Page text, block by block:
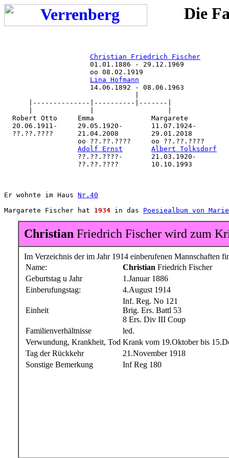
Die
Christian Friedrich Fischer
                     01.01.1886 - 29.12.1969
                     oo 08.02.1919
Lina Hofmann
                     14.06.1892 - 08.06.1963
      |--------------|----------|-------|
  Robert Otto     Emma              Margarete
  20.06.1911-     29.05.1920-       11.07.1924-
  ??.??.????      21.04.2008        29.01.2018
                  oo ??.??.????     oo ??.??.????
Adolf Ernst
Albert Tolksdorf
                  ??.??.????-       21.03.1920-
                  ??.??.????        10.10.1993
Er wohnte im Haus Nr.40
Margarete Fischer hat 1934 in das Poesiealbum von
ChristianFriedrich Fischer wird zum
Im Verzeichnis der im Jahr 1914 einberufenen Mannschaften
Name:
ChristianFriedrich Fischer
Geburtstag u Jahr
1.Januar 1886
Einberufungstag:
4.August 1914
Einheit
Inf. Reg. No 121
Brig. Ers. Battl 53
8 Ers. Div III Coup
Familienverhältnisse
led.
Verwundung, Krankheit, Tod Krank vom 19.Oktober bis
Tag der Rückkehr
21.November 1918
Sonstige Bemerkung
Inf Reg 180